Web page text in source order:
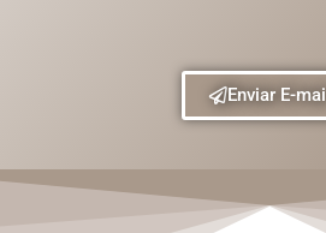
Enviar E-mail